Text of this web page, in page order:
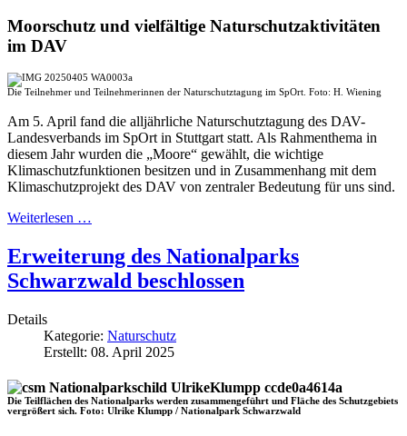
Moorschutz und vielfältige Naturschutzaktivitäten
im DAV
Die Teilnehmer und Teilnehmerinnen der Naturschutztagung im SpOrt. Foto: H. Wiening
Am 5. April fand die alljährliche Naturschutztagung des DAV-
Landesverbands im SpOrt in Stuttgart statt. Als Rahmenthema in
diesem Jahr wurden die „Moore“ gewählt, die wichtige
Klimaschutzfunktionen besitzen und in Zusammenhang mit dem
Klimaschutzprojekt des DAV von zentraler Bedeutung für uns sind.
Weiterlesen …
Erweiterung des Nationalparks
Schwarzwald beschlossen
Details
Kategorie: Naturschutz
Erstellt: 08. April 2025
Die Teilflächen des Nationalparks werden zusammengeführt und Fläche des Schutzgebiets
vergrößert sich. Foto: Ulrike Klumpp / Nationalpark Schwarzwald